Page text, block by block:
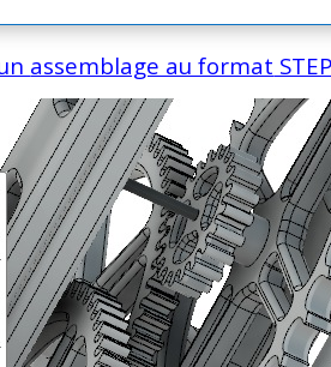
assemblage au format